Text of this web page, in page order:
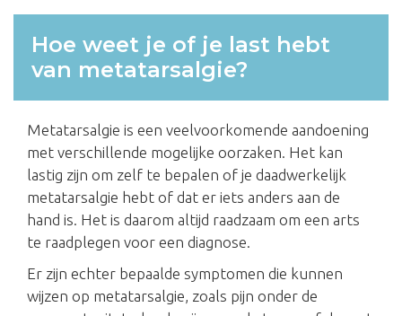
Hoe weet je of je last hebt
van metatarsalgie?
Metatarsalgie is een veelvoorkomende aandoening
met verschillende mogelijke oorzaken. Het kan
lastig zijn om zelf te bepalen of je daadwerkelijk
metatarsalgie hebt of dat er iets anders aan de
hand is. Het is daarom altijd raadzaam om een arts
te raadplegen voor een diagnose.
Er zijn echter bepaalde symptomen die kunnen
wijzen op metatarsalgie, zoals pijn onder de